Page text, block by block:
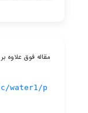
مقاله فوق علاوه
water1/p